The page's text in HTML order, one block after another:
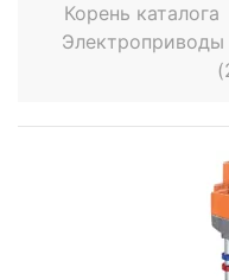
Корень каталога
Электроприводы